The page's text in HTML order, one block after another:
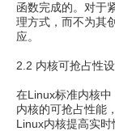
函数完成的。对于
理方式，而不为其
应。
2.2 内核可抢占性
在Linux标准内核
内核的可抢占性能
Linux内核提高实